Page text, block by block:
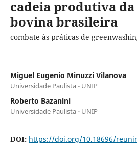
cadeia produtiva
bovina brasileira
combate às práticas de
Miguel Eugenio Minuzzi Vilanova
Universidade Paulista - UNIP
Roberto Bazanini
Universidade Paulista - UNIP
DOI: https://doi.org/10.18696/